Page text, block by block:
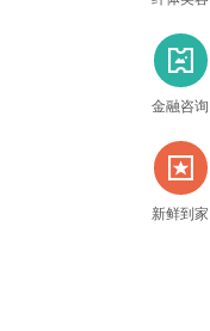
票
金融咨询
新
新鲜到家